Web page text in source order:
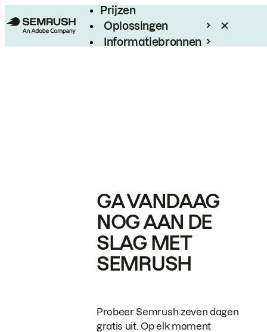
Prijzen
Oplossingen
Informatiebronnen
GA VANDAAG
NOG AAN DE
SLAG MET
SEMRUSH
Probeer Semrush zeven dagen
gratis uit. Op elk moment